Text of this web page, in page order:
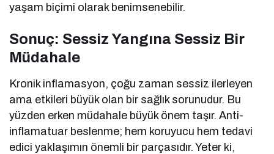
yaşam biçimi olarak benimsenebilir.
Sonuç: Sessiz Yangına Sessiz Bir
Müdahale
Kronik inflamasyon, çoğu zaman sessiz ilerleyen
ama etkileri büyük olan bir sağlık sorunudur. Bu
yüzden erken müdahale büyük önem taşır. Anti-
inflamatuar beslenme; hem koruyucu hem tedavi
edici yaklaşımın önemli bir parçasıdır. Yeter ki,